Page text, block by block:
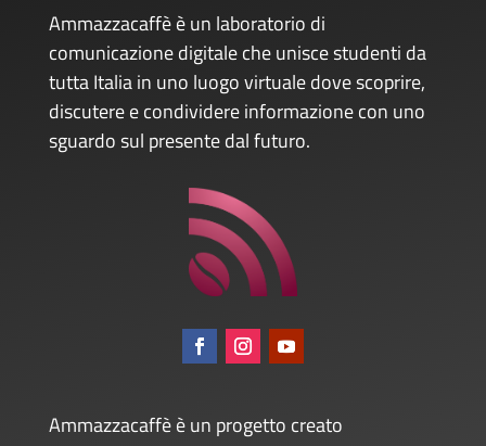
Ammazzacaffè è un laboratorio di
comunicazione digitale che unisce studenti da
tutta Italia in uno luogo virtuale dove scoprire,
discutere e condividere informazione con uno
sguardo sul presente dal futuro.
Ammazzacaffè è un progetto creato